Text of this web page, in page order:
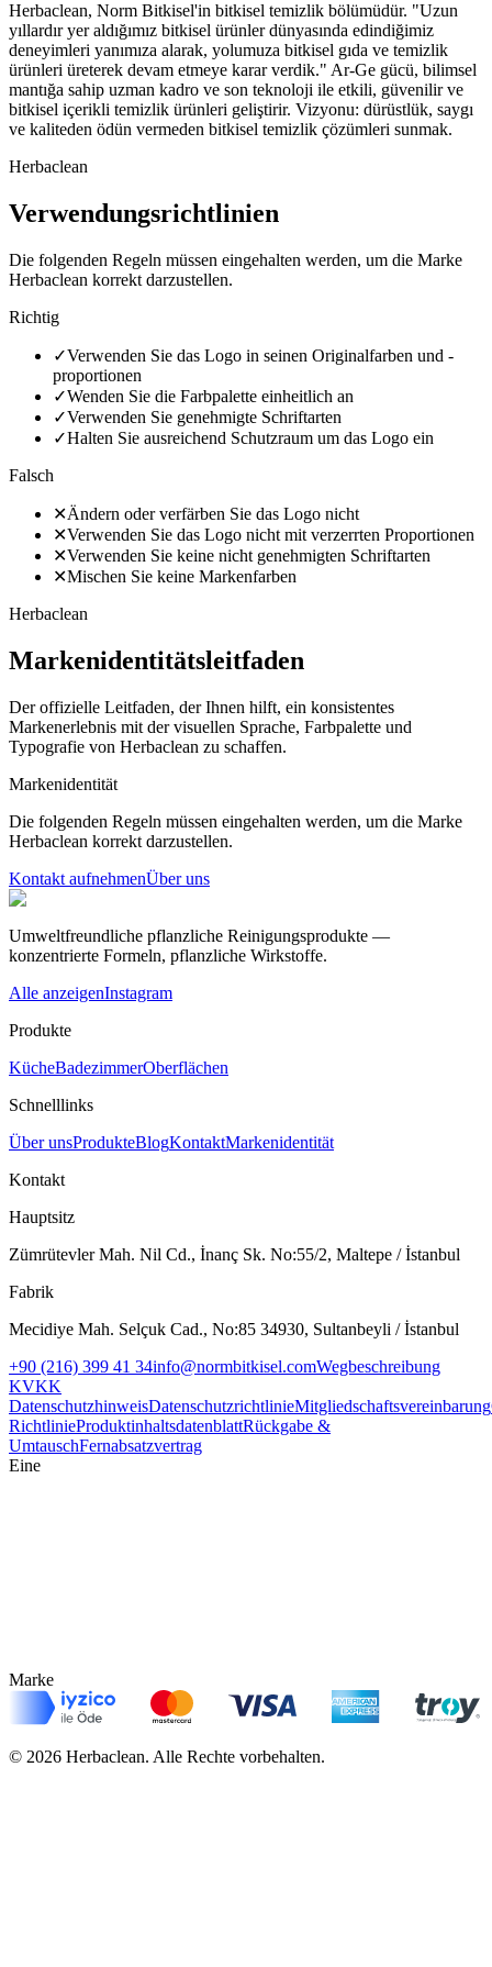
Herbaclean, Norm Bitkisel'in bitkisel temizlik bölümüdür. "Uzun
yıllardır yer aldığımız bitkisel ürünler dünyasında edindiğimiz
deneyimleri yanımıza alarak, yolumuza bitkisel gıda ve temizlik
ürünleri üreterek devam etmeye karar verdik." Ar-Ge gücü, bilimsel
mantığa sahip uzman kadro ve son teknoloji ile etkili, güvenilir ve
bitkisel içerikli temizlik ürünleri geliştirir. Vizyonu: dürüstlük, saygı
ve kaliteden ödün vermeden bitkisel temizlik çözümleri sunmak.
Herbaclean
Verwendungsrichtlinien
Die folgenden Regeln müssen eingehalten werden, um die Marke
Herbaclean korrekt darzustellen.
Richtig
✓Verwenden Sie das Logo in seinen Originalfarben und -
proportionen
✓Wenden Sie die Farbpalette einheitlich an
✓Verwenden Sie genehmigte Schriftarten
✓Halten Sie ausreichend Schutzraum um das Logo ein
Falsch
✕Ändern oder verfärben Sie das Logo nicht
✕Verwenden Sie das Logo nicht mit verzerrten Proportionen
✕Verwenden Sie keine nicht genehmigten Schriftarten
✕Mischen Sie keine Markenfarben
Herbaclean
Markenidentitätsleitfaden
Der offizielle Leitfaden, der Ihnen hilft, ein konsistentes
Markenerlebnis mit der visuellen Sprache, Farbpalette und
Typografie von Herbaclean zu schaffen.
Markenidentität
Die folgenden Regeln müssen eingehalten werden, um die Marke
Herbaclean korrekt darzustellen.
Kontakt aufnehmenÜber uns
Umweltfreundliche pflanzliche Reinigungsprodukte —
konzentrierte Formeln, pflanzliche Wirkstoffe.
Alle anzeigenInstagram
Produkte
KücheBadezimmerOberflächen
Schnelllinks
Über unsProdukteBlogKontaktMarkenidentität
Kontakt
Hauptsitz
Zümrütevler Mah. Nil Cd., İnanç Sk. No:55/2, Maltepe / İstanbul
Fabrik
Mecidiye Mah. Selçuk Cad., No:85 34930, Sultanbeyli / İstanbul
+90 (216) 399 41 34info@normbitkisel.comWegbeschreibung
KVKK
DatenschutzhinweisDatenschutzrichtlinieMitgliedschaftsvereinbarung
RichtlinieProduktinhaltsdatenblattRückgabe &
UmtauschFernabsatzvertrag
Eine
Marke
© 2026 Herbaclean. Alle Rechte vorbehalten.